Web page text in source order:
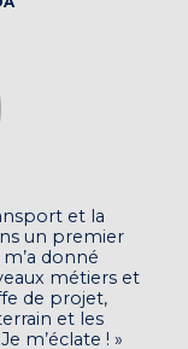
et la
un premier
donné
métiers et
de projet,
et les
m’éclate ! »